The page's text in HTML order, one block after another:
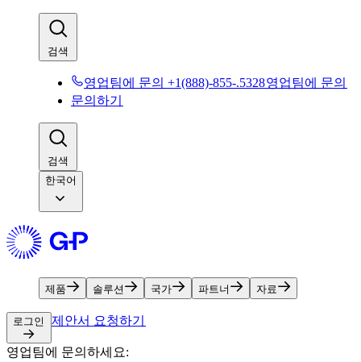
검색​​
영업팀에 문의 +1(888)-855-.5328​​영업팀에 문의​​
문의하기​​
검색​​
한국어
제품​​ 솔루션​​ 국가​​ 파트너​​ 자료​​
로그인​​ 제안서 요청하기​​
영업팀에 문의하세요:​​